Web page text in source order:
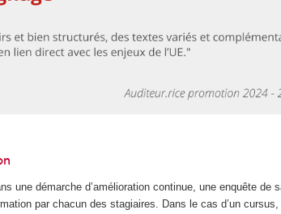
une démarche d’amélioration continue, une enquête de
par chacun des stagiaires. Dans le cas d’un cursus,